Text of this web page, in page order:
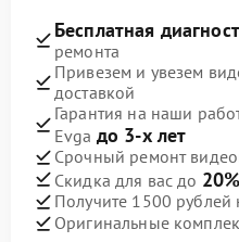
Бесплатная
ремонта
Привезем и увезем
доставкой
Гарантия на наши
Evga до 3-х лет
Срочный ремонт
Скидка для вас до 20%
Получите 1500 рублей
Оригинальные